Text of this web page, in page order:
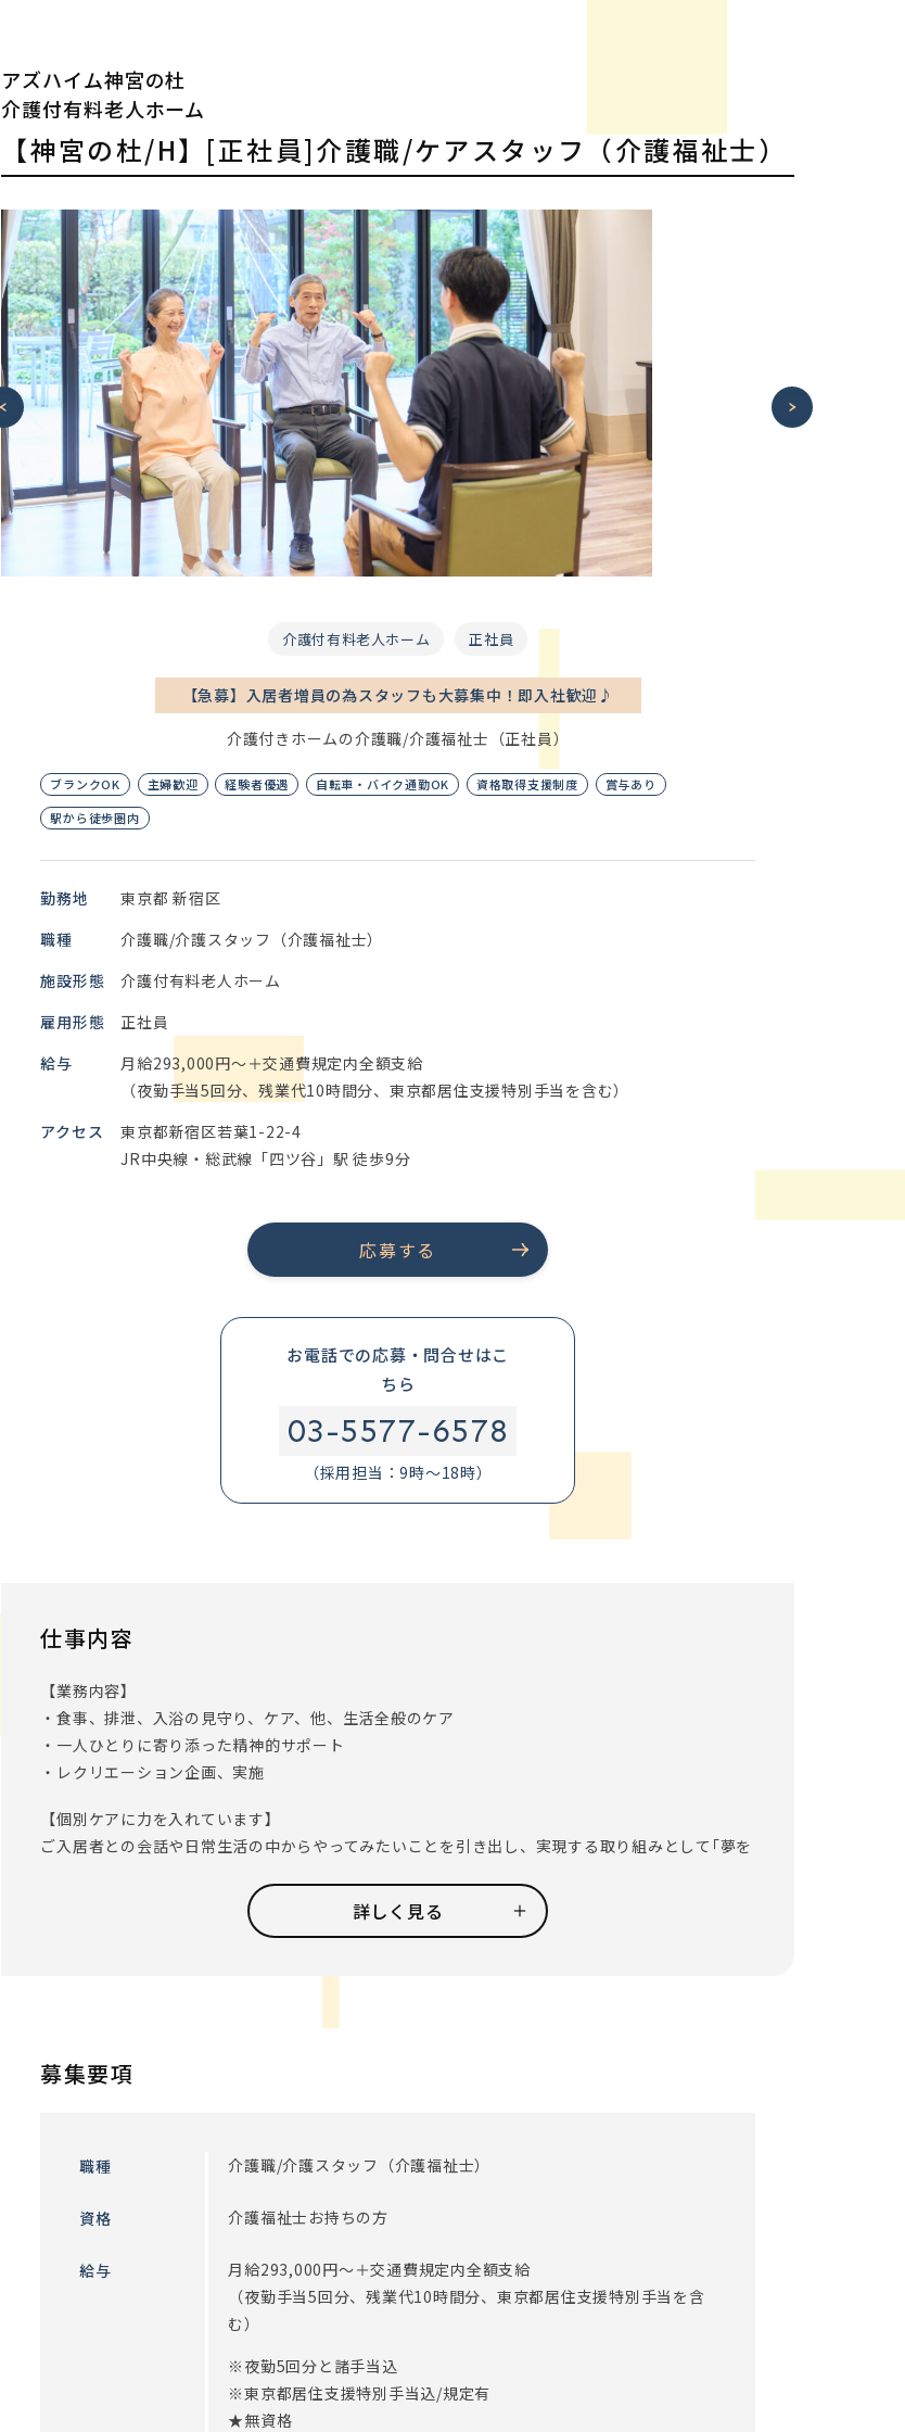
アズハイム神宮の杜
介護付有料老人ホーム
【神宮の杜/H】[正社員]介護職/ケアスタッフ（介護福祉士）
介護付有料老人ホーム 正社員
【急募】入居者増員の為スタッフも大募集中！即入社歓迎♪
介護付きホームの介護職/介護福祉士（正社員）
ブランクOK 主婦歓迎 経験者優遇 自転車・バイク通勤OK 資格取得支援制度
賞与あり
駅から徒歩圏内
勤務地
東京都 新宿区
職種
介護職/介護スタッフ（介護福祉士）
施設形態
介護付有料老人ホーム
雇用形態
正社員
給与
月給293,000円～＋交通費規定内全額支給
（夜勤手当5回分、残業代10時間分、東京都居住支援特別手当を含む）
アクセス
東京都新宿区若葉1-22-4
JR中央線・総武線「四ツ谷」駅 徒歩9分
応募する
お電話での応募・問合せはこ
ちら
03-5577-6578
（採用担当：9時～18時）
仕事内容
【業務内容】
・食事、排泄、入浴の見守り、ケア、他、生活全般のケア
・一人ひとりに寄り添った精神的サポート
・レクリエーション企画、実施
【個別ケアに力を入れています】
ご入居者との会話や日常生活の中からやってみたいことを引き出し、実現する取り組みとして｢夢を
「お寿司屋さんに行きたい」「お孫さんの誕生日に外出をしてお祝いをしたい」等、ご入居者それ
ぞれの夢や希望が叶って喜ぶ姿に、働くスタッフも喜びを感じ、仕事のやりがいにも繋がります。
減らすことにより、 ご入居者とかかわる時間を増やすことに成功しています！
・EGAO link
夜間の定時巡視や法室の回数を削減することができました。
ております。
最新のシステムですが、難しいことはありません。
まずはお気軽にお問い合わせください！
※従事すべき業務の変更：あり（変更範囲：会社の定める業務）
※定年制度あり（定年65歳）
詳しく見る
募集要項
職種 介護職/介護スタッフ（介護福祉士）
資格 介護福祉士お持ちの方
給与
月給293,000円～＋交通費規定内全額支給
（夜勤手当5回分、残業代10時間分、東京都居住支援特別手当を含
む）
※夜勤5回分と諸手当込
※東京都居住支援特別手当込/規定有
★無資格